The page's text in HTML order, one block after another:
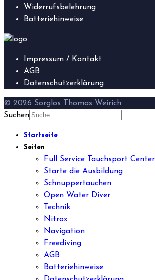
Widerrufsbelehrung
Batteriehinweise
Impressum / Kontakt
AGB
Datenschutzerklärung
© 2026 Sorglos Thomas Weirich
Suchen
Startseite
Seiten
Full Service Tauchsport Center
Starte die Ausbildung
Schnuppertauchen
Open Water Diver
Technik
Nitrox
Navigation
Freediving
AGB
Batteriehinweise